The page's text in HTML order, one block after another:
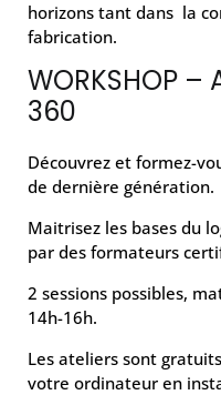
horizons tant dans la
fabrication.
WORKSHOP
360
Découvrez et formez-
de dernière génération.
Maitrisez les bases du
par des formateurs
2 sessions possibles,
14h-16h.
Les ateliers sont
votre ordinateur en